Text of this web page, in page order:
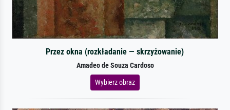
Przez okna (rozkładanie — skrzyżowanie)
Amadeo de Souza Cardoso
Wybierz obraz